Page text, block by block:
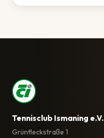
Tennisclub Ismaning e.V.
Grünfleckstraße 1